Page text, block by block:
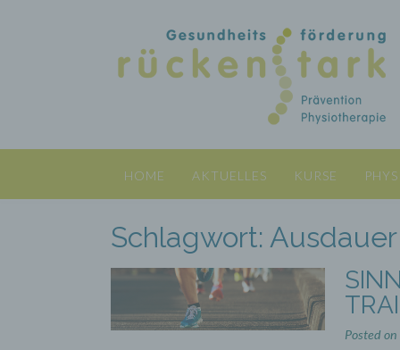
HOME AKTUELLES KURSE
Schlagwort: Ausdauer
Posted on